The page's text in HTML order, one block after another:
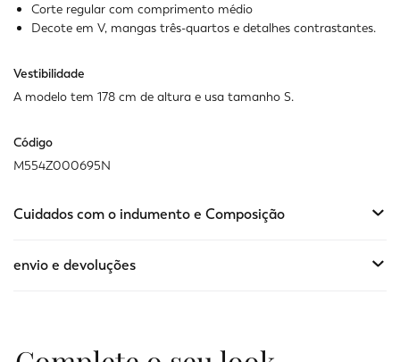
Corte regular com comprimento médio
Decote em V, mangas três-quartos e detalhes contrastantes.
Vestibilidade
A modelo tem 178 cm de altura e usa tamanho S.
Código
M554Z000695N
Cuidados com o indumento e Composição
envio e devoluções